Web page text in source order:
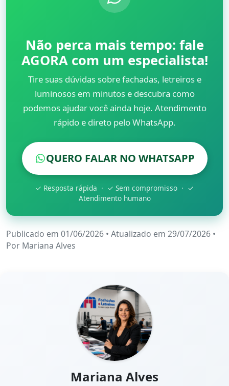
Não perca mais tempo: fale
AGORA com um especialista!
Tire suas dúvidas sobre fachadas, letreiros e
luminosos em minutos e descubra como
podemos ajudar você ainda hoje. Atendimento
rápido e direto pelo WhatsApp.
QUERO FALAR NO WHATSAPP
✓ Resposta rápida · ✓ Sem compromisso · ✓
Atendimento humano
Publicado em 01/06/2026 • Atualizado em 29/07/2026 •
Por Mariana Alves
Mariana Alves